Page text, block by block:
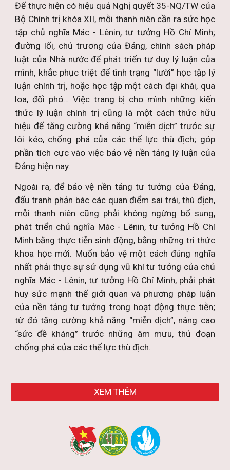
Để thực hiện có hiệu quả Nghị quyết 35-NQ/TW của
Bộ Chính trị khóa XII, mỗi thanh niên cần ra sức học
tập chủ nghĩa Mác - Lênin, tư tưởng Hồ Chí Minh;
đường lối, chủ trương của Đảng, chính sách pháp
luật của Nhà nước để phát triển tư duy lý luận của
mình, khắc phục triệt để tình trạng “lười” học tập lý
luận chính trị, hoặc học tập một cách đại khái, qua
loa, đối phó… Việc trang bị cho mình những kiến
thức lý luận chính trị cũng là một cách thức hữu
hiệu để tăng cường khả năng “miễn dịch” trước sự
lôi kéo, chống phá của các thế lực thù địch; góp
phần tích cực vào việc bảo vệ nền tảng lý luận của
Đảng hiện nay.
Ngoài ra, để bảo vệ nền tảng tư tưởng của Đảng,
đấu tranh phản bác các quan điểm sai trái, thù địch,
mỗi thanh niên cũng phải không ngừng bổ sung,
phát triển chủ nghĩa Mác - Lênin, tư tưởng Hồ Chí
Minh bằng thực tiễn sinh động, bằng những tri thức
khoa học mới. Muốn bảo vệ một cách đúng nghĩa
nhất phải thực sự sử dụng vũ khí tư tưởng của chủ
nghĩa Mác - Lênin, tư tưởng Hồ Chí Minh, phải phát
huy sức mạnh thế giới quan và phương pháp luận
của nền tảng tư tưởng trong hoạt động thực tiễn;
từ đó tăng cường khả năng “miễn dịch”, nâng cao
“sức đề kháng” trước những âm mưu, thủ đoạn
chống phá của các thế lực thù địch.
XEM THÊM